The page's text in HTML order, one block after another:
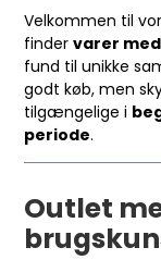
Velkommen til
findervarer
fund til unikke
godt køb, men
tilgængelige i
periode.
Outlet